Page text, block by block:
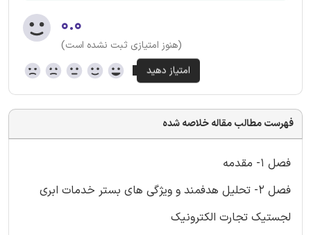
۰.۰
(هنوز امتیازی ثبت نشده است)
فهرست مطالب مقاله خلاصه شده
فصل 1- مقدمه
فصل 2- تحلیل هدفمند و ویژگی های بستر خدمات ابری
لجستیک تجارت الکترونیک